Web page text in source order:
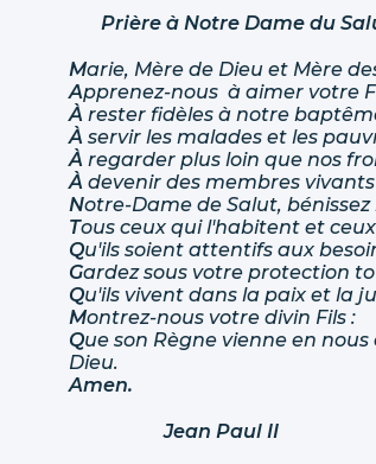
Prière à Notre Dame du
Marie, Mère de Dieu et Mère
Apprenez-nous à aimer votre
À rester fidèles à notre
À servir les malades et les
À regarder plus loin que nos
À devenir des membres vivants
Notre-Dame de Salut, bénissez
Tous ceux qui l'habitent et
Qu'ils soient attentifs aux
Gardez sous votre protection
Qu'ils vivent dans la paix et la
Montrez-nous votre divin Fils :
Que son Règne vienne en
Dieu.
Amen.
Jean Paul II